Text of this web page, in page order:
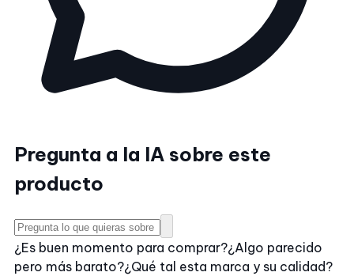
Pregunta a la IA sobre este
producto
¿Es buen momento para comprar?¿Algo parecido
pero más barato?¿Qué tal esta marca y su calidad?